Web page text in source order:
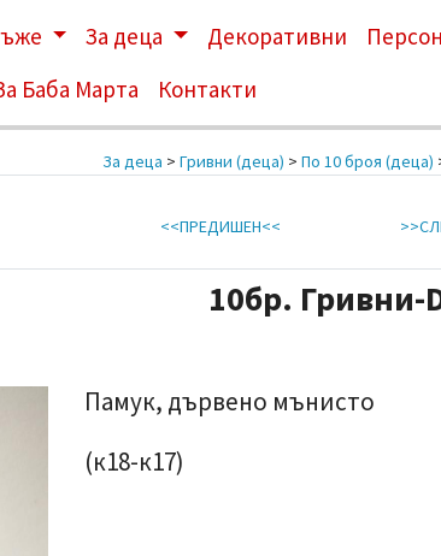
За деца Декоративни
Баба Марта Контакти
За деца > Гривни (деца) > По 10 броя (деца)
<<ПРЕДИШЕН<<
10бр. Гривни-
Памук, дървено мънисто
(к18-к17)